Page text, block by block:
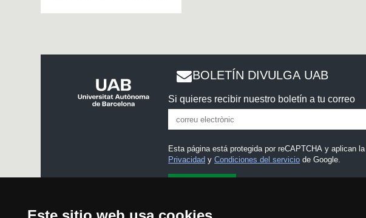
BOLETÍN DIVULGA UAB
Si quieres recibir nuestro boletín a tu correo
Esta página está protegida por reCAPTCHA y aplican la
Privacidad yCondiciones del servicio de Google.
He leído y acepto el